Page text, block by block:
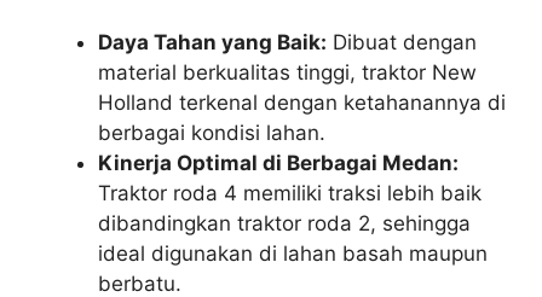
Daya Tahan yang Baik: Dibuat dengan
material berkualitas tinggi, traktor New
Holland terkenal dengan ketahanannya di
berbagai kondisi lahan.
Kinerja Optimal di Berbagai Medan:
Traktor roda 4 memiliki traksi lebih baik
dibandingkan traktor roda 2, sehingga
ideal digunakan di lahan basah maupun
berbatu.